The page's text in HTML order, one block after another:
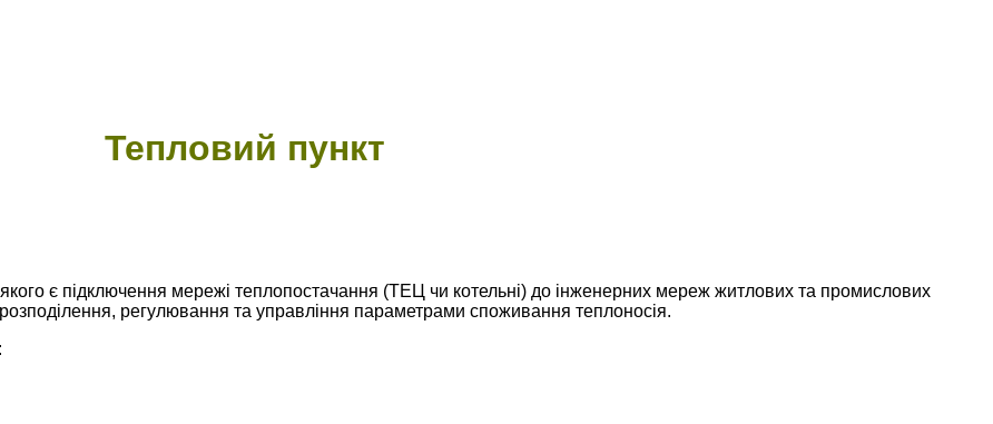
Тепловий пункт
є підключення мережі теплопостачання (ТЕЦ чи котельні) до інженерних мереж житлових та промислових
регулювання та управління параметрами споживання теплоносія.